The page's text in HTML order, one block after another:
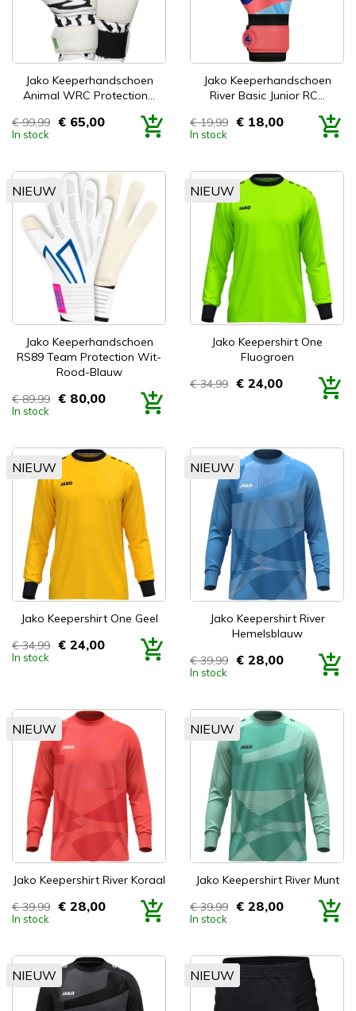
Jako Keeperhandschoen
Animal WRC Protection...
Prijs
€ 99,99 € 65,00
In stock
Jako Keeperhandschoen
River Basic Junior RC...
Prijs
€ 19,99 € 18,00
In stock
Jako Keeperhandschoen
RS89 Team Protection Wit-
Rood-Blauw
Prijs
€ 89,99 € 80,00
In stock
NIEUW
Jako Keepershirt One
Fluogroen
Prijs
€ 34,99 € 24,00
NIEUW
Jako Keepershirt One Geel
Prijs
€ 34,99 € 24,00
In stock
NIEUW
Jako Keepershirt River
Hemelsblauw
Prijs
€ 39,99 € 28,00
In stock
NIEUW
Jako Keepershirt River Koraal
Prijs
€ 39,99 € 28,00
In stock
NIEUW
Jako Keepershirt River Munt
Prijs
€ 39,99 € 28,00
In stock
NIEUW
NIEUW NIEUW